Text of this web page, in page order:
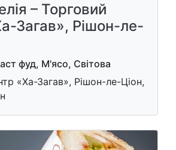
– Торговий
Загав», Рішон-ле-
фуд, М'ясо, Світова
«Ха-Загав», Рішон-ле-Ціон,